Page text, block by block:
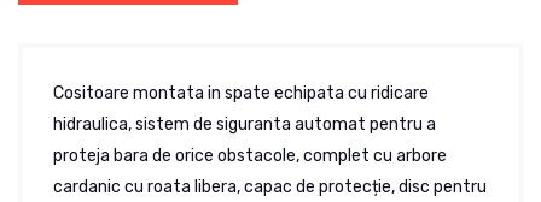
Cositoare montata in spate echipata cu ridicare
hidraulica, sistem de siguranta automat pentru a
proteja bara de orice obstacole, complet cu arbore
cardanic cu roata libera, capac de protecție, disc pentru